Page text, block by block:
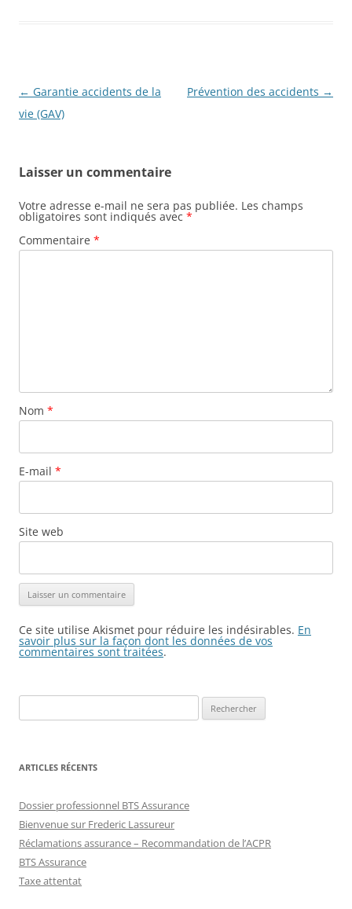
Navigation
des
← Garantie accidents de la
vie (GAV)
Prévention des accidents →
Laisser un commentaire
Votre adresse e-mail ne sera pas publiée. Les champs
obligatoires sont indiqués avec *
Commentaire *
Nom *
E-mail *
Site web
Ce site utilise Akismet pour réduire les indésirables. En
savoir plus sur la façon dont les données de vos
commentaires sont traitées.
ARTICLES RÉCENTS
Dossier professionnel BTS Assurance
Bienvenue sur Frederic Lassureur
Réclamations assurance – Recommandation de l’ACPR
BTS Assurance
Taxe attentat